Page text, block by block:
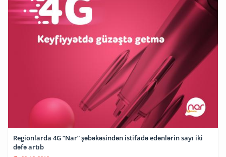
Regionlarda 4G “Nar” şəbəkəsindən istifadə edənlərin sayı iki
dəfə artıb